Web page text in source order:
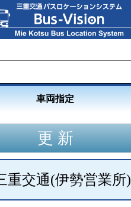
車両指定
重交通(伊勢営業所)